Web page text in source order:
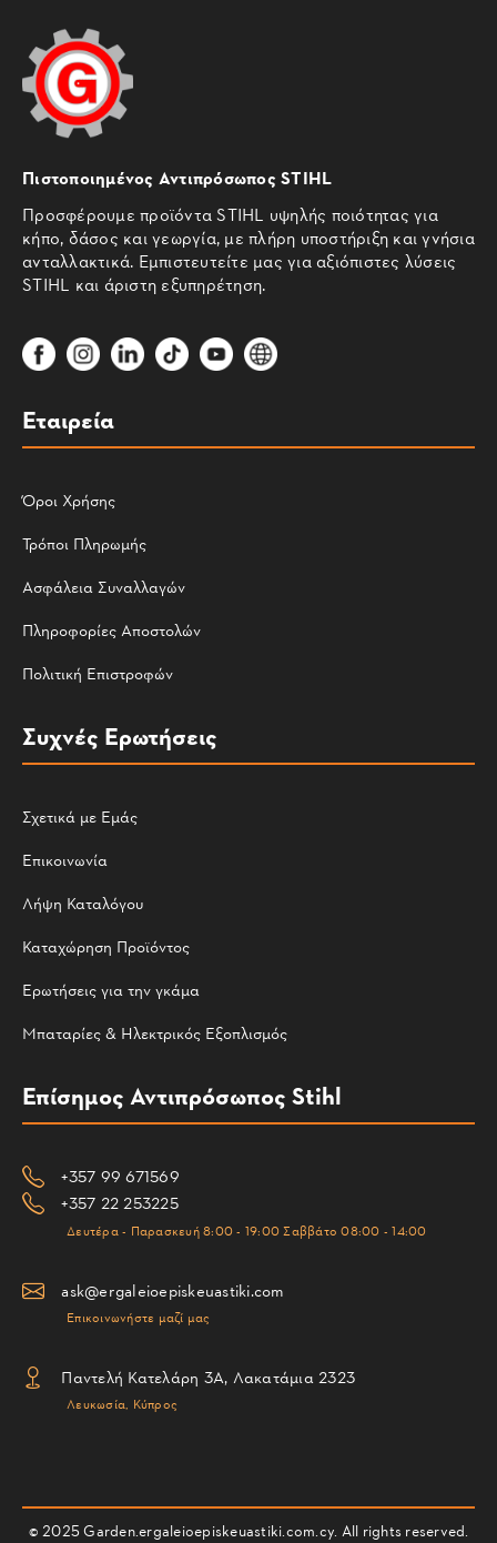
Πιστοποιημένος Αντιπρόσωπος STIHL
Προσφέρουμε προϊόντα STIHL υψηλής ποιότητας για
κήπο, δάσος και γεωργία, με πλήρη υποστήριξη και γνήσια
ανταλλακτικά. Εμπιστευτείτε μας για αξιόπιστες λύσεις
STIHL και άριστη εξυπηρέτηση.
Εταιρεία
Όροι Χρήσης
Τρόποι Πληρωμής
Ασφάλεια Συναλλαγών
Πληροφορίες Αποστολών
Πολιτική Επιστροφών
Συχνές Ερωτήσεις
Σχετικά με Εμάς
Επικοινωνία
Λήψη Καταλόγου
Καταχώρηση Προϊόντος
Ερωτήσεις για την γκάμα
Μπαταρίες & Ηλεκτρικός Εξοπλισμός
Επίσημος Αντιπρόσωπος Stihl
+357 99 671569
+357 22 253225
Δευτέρα - Παρασκευή 8:00 - 19:00 Σαββάτο 08:00 - 14:00
ask@ergaleioepiskeuastiki.com
Επικοινωνήστε μαζί μας
Παντελή Κατελάρη 3Α, Λακατάμια 2323
Λευκωσία, Κύπρος
© 2025 Garden.ergaleioepiskeuastiki.com.cy. All rights reserved.